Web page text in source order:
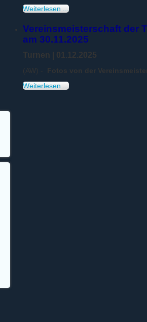
Weiterlesen ...
Vereinsmeisterschaft der
am 30.11.2025
Turnen | 01.12.2025
(AW) - Fotos von der
Weiterlesen ...